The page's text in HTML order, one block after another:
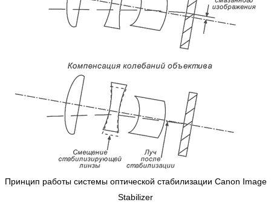
Принцип работы системы оптической стабилизации Canon Image
Stabilizer